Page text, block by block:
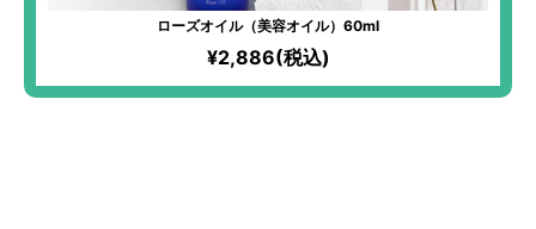
ローズオイル（美容オイル）60ml
¥2,886(税込)